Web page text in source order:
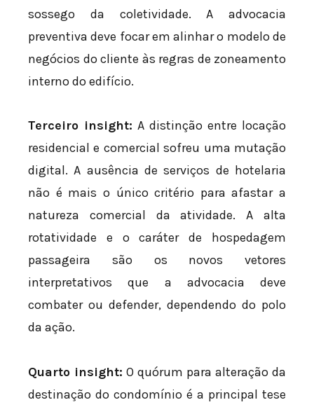
sossego da coletividade. A advocacia
preventiva deve focar em alinhar o modelo de
negócios do cliente às regras de zoneamento
interno do edifício.
Terceiro insight: A distinção entre locação
residencial e comercial sofreu uma mutação
digital. A ausência de serviços de hotelaria
não é mais o único critério para afastar a
natureza comercial da atividade. A alta
rotatividade e o caráter de hospedagem
passageira são os novos vetores
interpretativos que a advocacia deve
combater ou defender, dependendo do polo
da ação.
Quarto insight: O quórum para alteração da
destinação do condomínio é a principal tese